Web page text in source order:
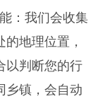
：我们会收集
地理位置，
以判断您的行
乡镇，会自动